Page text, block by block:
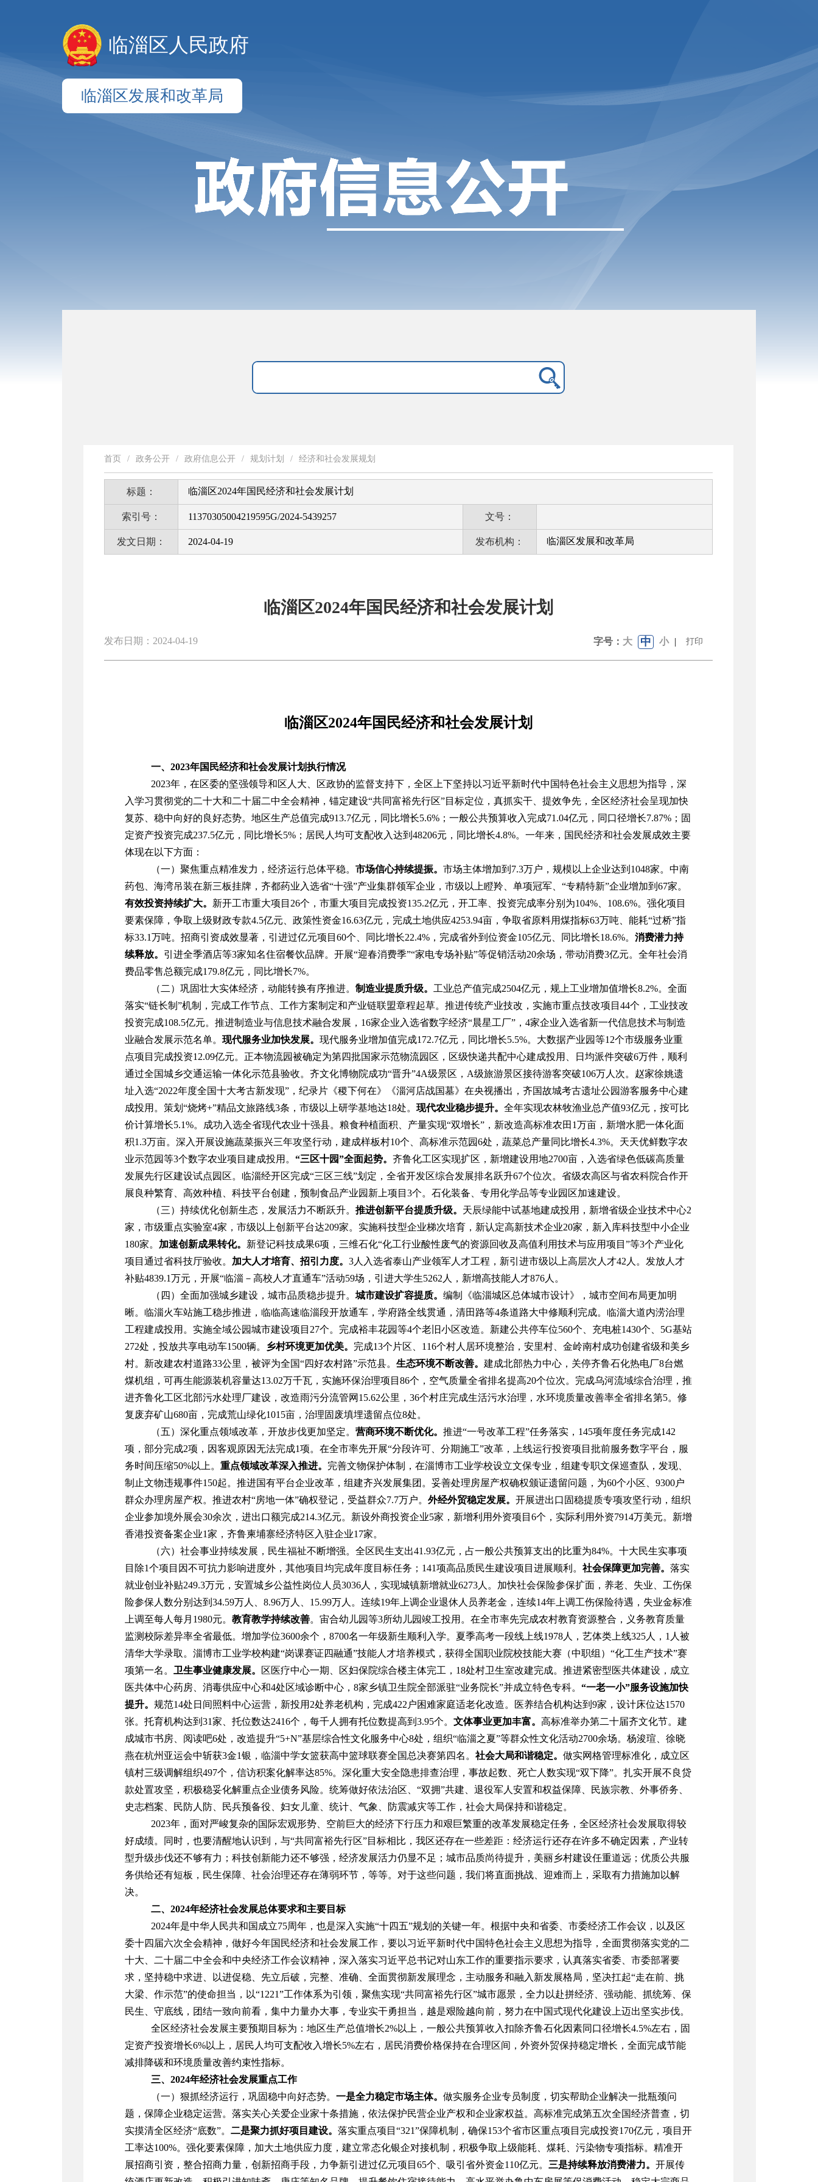
临淄区人民政府
临淄区发展和改革局
首页 / 政务公开 / 政府信息公开 / 规划计划 / 经济和社会发展规划
标题： 临淄区2024年国民经济和社会发展计划
索引号： 11370305004219595G/2024-5439257 文号：
发文日期： 2024-04-19 发布机构： 临淄区发展和改革局
临淄区2024年国民经济和社会发展计划
发布日期：2024-04-19 字号： 大 中 小 | 打印
临淄区2024年国民经济和社会发展计划
一、2023年国民经济和社会发展计划执行情况
2023年， 在区委的坚强领导和区人大 区政协的监督支持下， 全区上下坚持以习近平新时代中国特色社会主义思想为指导 ，深
入学习贯彻党的二十大和二十届二中全会精神，锚定建设“共同富裕先行区”目标定位， 真抓实干、提效争先， 全区经济社会呈现加快
复苏、稳中向好的良好态势。地区生产总值完成913.7亿元，同比增长5.6% ；一般公共预算收入 完成71.04亿元，同 口径增长7.87% ；固
定资产投资完成237.5亿元，同比增长5% ；居民人均可支配收入达到 48206元，同比增长4.8%。一年来，国民经济和社会发展成效主要
体现在以下方面：
（一）聚焦重点精准发力，经济运行总体平稳。 市场信心持续提振。 市场主体增加到 7.3万户， 规模以上企业达到 1048家。 中南
药包、海湾吊装在新三板挂牌， 齐都药业入选省“十强”产业集群领军企业， 市级以上瞪羚、单项冠军、 “专精特新”企业增加到 67家。
有效投资持续扩大。 新开工市重大项目 26个， 市重大项目 完成投资135.2亿元， 开工率 投资完成率分别为104% 108.6%。 强化项目
要素保障，争取上级财政专款4.5亿元、政策性资金16.63亿元 ， 完成土地供应4253.94亩， 争取省原料用煤指标63万吨 能耗“过桥”指
标33.1万吨。招商引资成效显著，引进过亿元项目 60个、同比增长22.4% ，完成省外到位资金105亿元、同比增长18.6%。 消费潜力持
续释放。 引进全季酒店等3家知名住宿餐饮品牌。 开展“迎春消费季”“家电专场补贴”等促销活动20余场 ，带动消费3亿元。全年社会消
费品零售总额完成179.8亿元 ，同比增长7%。
（二）巩固壮大实体经济，动能转换有序推进。 制造业提质升级。 工业总产值完成2504亿元 ，规上工业增加值增长8.2%。 全面
落实“链长制 ”机制， 完成工作节点 工作方案制定和产业链联盟章程起草。推进传统产业技改， 实施市重点技改项目 44个 ，工业技改
投资完成108.5亿元。推进制造业与信息技术融合发展， 16家企业入选省数字经济“晨星工厂”， 4家企业入选省新一代信息技术与制造
业融合发展示范名单。 现代服务业加快发展。 现代服务业增加值完成172.7亿元，同比增长5.5%。 大数据产业园等12个市级服务业重
点项目完成投资12.09亿元。 正本物流园被确定为第四批国家示范物流园区， 区级快递共配中心建成投用 日均派件突破6万件 ， 顺利
通过全国城乡交通运输一体化示范县验收。 齐文化博物院成功“晋升”4A级景区， A级旅游景区接待游客突破106万人次。 赵家徐姚遗
址入选“2022年度全国十大考古新发现” ，纪录片《稷下何在》 《淄河店战国墓》 在央视播出 ，齐国故城考古遗址公园游客服务中心建
成投用。 策划 “烧烤+”精品文旅路线3条，市级 以上研学基地达18处。 现代农业稳步提升。 全年实现农林牧渔业总产值93亿元，按可比
价计算增长5.1%。 成功入选全省现代农业十强县。 粮食种植面积、产量实现“双增长”，新改造高标准农田 1万亩，新增水肥一体化面
积1.3万亩。深入开展设施蔬菜振兴三年攻坚行动，建成样板村10个、高标准示范园6处，蔬菜总产量同比增长4.3%。天天优鲜数字农
业示范园等3个数字农业项目建成投用。 “三区十园”全面起势。 齐鲁化工区实现扩区，新增建设用地2700亩 ， 入选省绿色低碳高质量
发展先行区建设试点园区。 临淄经开区完成“三区三线”划定，全省开发区综合发展排名跃升67个位次。 省级农高区与省农科院合作开
展良种繁育、高效种植、科技平台创建，预制食品产业园新上项目 3个。 石化装备、专用化学品等专业园区加速建设。
（三）持续优化创新生态， 发展活力不断跃升。 推进创新平台提质升级。 天辰绿能中试基地建成投用， 新增省级企业技术中心2
家， 市级重点实验室4家，市级以上创新平台达209家。实施科技型企业梯次培育，新认定高新技术企业20家，新入库科技型中小企业
180家。 加速创新成果转化。 新登记科技成果6项，三维石化“化工行业酸性废气的资源回收及高值利用技术与应用项目 ”等3个产业化
项目通过省科技厅验收。 加大人才培育、招引力度。 3人入选省泰山产业领军人才工程，新引进市级以上高层次人才42 人。发放人才
补贴4839.1万元，开展“临淄－高校人才直通车”活动59场，引进大学生5262 人，新增高技能人才876人。
（四）全面加强城乡建设，城市品质稳步提升。 城市建设扩容提质。 编制
《临淄城区总体城市设计》，城市空间布局更加明
晰。 临淄火车站施工稳步推进 ， 临临高速临淄段开放通车 ， 学府路全线贯通， 清田路等4条道路大中修顺利完成。临淄大道内涝治理
工程建成投用。 实施全域公园城市建设项目 27个。 完成裕丰花园等4个老旧小区改造。新建公共停车位560个、充电桩1430个、 5G基站
272处，投放共享电动车1500辆。 乡村环境更加优美。 完成13个片区、 116个村人居环境整治，安里村、金岭南村成功创建省级和美乡
村。新改建农村道路33公里，被评为全国“四好农村路”示范县。 生态环境不断改善。 建成北部热力中心，关停齐鲁石化热电厂8台燃
煤机组，可再生能源装机容量达13.02万千瓦，实施环保治理项目 86个，空气质量全省排名提高20个位次。完成乌河流域综合治理，推
进齐鲁化工区北部污水处理厂建设， 改造雨污分流管网 15.62公里， 36个村庄完成生活污水治理，水环境质量改善率全省排名第5。修
复废弃矿山680亩，完成荒山绿化1015亩， 治理固废填埋遗留点位8处。
（五）深化重点领域改革，开放步伐更加坚定。 营商环境不断优化。 推进“一号改革工程”任务落实， 145项年度任务完成142
项，部分完成2项，因客观原因无法完成1项。 在全市率先开展“分段许可、分期施工”改革，上线运行投资项目批前服务数字平台，服
务时间压缩50%以上。 重点领域改革深入推进。 完善文物保护体制，在淄博市工业学校设立文保专业， 组建专职文保巡查队，发现、
制止文物违规事件150起。 推进国有平台企业改革，组建齐兴发展集团。妥善处理房屋产权确权颁证遗留问题 ，为60个小区、 9300户
群众办理房屋产权。推进农村“房地一体”确权登记，受益群众7.7万户。 外经外贸稳定发展。 开展进出口固稳提质专项攻坚行动， 组织
企业参加境外展会30余次，进出口额完成214.3亿元。 新设外商投资企业5家， 新增利用外资项目 6个 ， 实际利用外资7914万美元。 新增
香港投资备案企业1家 ， 齐鲁柬埔寨经济特区入驻企业17家。
（六）社会事业持续发展，民生福祉不断增强。 全区民生支出41.93亿元，占一般公共预算支出的比重为84%。 十大民生实事项
目除1个项目因不可抗力影响进度外，其他项目均完成年度目标任务； 141项高品质民生建设项目进展顺利。 社会保障更加完善。 落实
就业创业补贴249.3万元 ， 安置城乡公益性岗位人员3036人，实现城镇新增就业6273人。 加快社会保险参保扩面，养老、失业、工伤保
险参保人数分别达到 34.59万人、 8.96万人、 15.99万人。连续19年上调企业退休人员养老金，连续14年上调工伤保险待遇，失业金标准
上调至每人每月 1980元。 教育教学持续改善。宙合幼儿园等3所幼儿园竣工投用 。在全市率先完成农村教育资源整合，义务教育质量
监测校际差异率全省最低。增加学位3600余个， 8700名一年级新生顺利入学。夏季高考一段线上线1978人，艺体类上线325人， 1 人被
清华大学录取。 淄博市工业学校构建“岗课赛证四融通”技能人才培养模式，获得全国职业院校技能大赛（中职组 ） “化工生产技术”赛
项第一名。 卫生事业健康发展。 区医疗中心一期 、区妇保院综合楼主体完工， 18处村卫生室改建完成。推进紧密型医共体建设，成立
医共体中心药房、消毒供应中心和4处区域诊断中心， 8家乡镇卫生院全部派驻“业务院长”并成立特色专科。 “一老一小”服务设施加快
提升。 规范14处日间照料中心运营，新投用 2处养老机构，完成422 户困难家庭适老化改造。 医养结合机构达到 9家 ， 设计床位达1570
张。 托育机构达到 31家、托位数达2416个，每千人拥有托位数提高到 3.95个。 文体事业更加丰富。 高标准举办第二十届齐文化节。建
成城市书房、阅读吧6处，改造提升“5+N”基层综合性文化服务中心8处，组织“临淄之夏”等群众性文化活动2700余场。杨浚瑄、徐晓
燕在杭州亚运会中斩获3金1银，临淄中学女篮获高中篮球联赛全国总决赛第四名 。 社会大局和谐稳定。 做实网格管理标准化， 成立区
镇村三级调解组织497个 ， 信访积案化解率达85%。深化重大安全隐患排查治理， 事故起数、死亡人数实现“双下降”。 扎实开展不良贷
款处置攻坚，积极稳妥化解重点企业债务风险。统筹做好依法治区、 “双拥”共建、退役军人安置和权益保障、民族宗教、外事侨务、
史志档案、民防人防、民兵预备役、妇女儿童、统计、气象、防震减灾等工作，社会大局保持和谐稳定。
2023年，面对严峻复杂的国际宏观形势、空前巨大的经济下行压力和艰巨繁重的改革发展稳定任务，全区经济社会发展取得较
好成绩。同时，也要清醒地认识到，与“共同富裕先行区”目标相比，我区还存在一些差距：经济运行还存在许多不确定因素，产业转
型升级步伐还不够有力；科技创新能力还不够强，经济发展活力仍显不足；城市品质尚待提升，美丽乡村建设任重道远 ； 优质公共服
务供给还有短板， 民生保障 社会治理还存在薄弱环节 ， 等等。对于这些问题，我们将直面挑战、迎难而上，采取有力措施加以解
决。
二、2024年经济社会发展总体要求和主要目标
2024年是中华人民共和国成立75周年， 也是深入实施“十四五”规划的关键一年。 根据中央和省委、市委经济工作会议，以及区
委十四届六次全会精神，做好今年国民经济和社会发展工作，要以习近平新时代中国特色社会主义思想为指导，全面贯彻落实党的二
十大、二十届二中全会和中央经济工作会议精神，深入落实习近平总书记对山东工作的重要指示要求，认真落实省委、市委部署要
求，坚持稳中求进、以进促稳、先立后破，完整、准确、全面贯彻新发展理念，主动服务和融入新发展格局，坚决扛起“走在前、挑
大梁、作示范”的使命担当，以“1221”工作体系为引领，聚焦实现“共同富裕先行区”城市愿景，全力以赴拼经济、强动能、抓统筹、保
民生、守底线，团结一致向前看，集中力量办大事，专业实干勇担当，越是艰险越向前，努力在中国式现代化建设上迈出坚实步伐。
全区经济社会发展主要预期目标为 ： 地区生产总值增长2%以上 ， 一般公共预算收入扣除齐鲁石化因素同口径增长4.5%左右， 固
定资产投资增长6%以上 ， 居民人均可支配收入增长5%左右 ，居民消费价格保持在合理区间， 外资外贸保持稳定增长， 全面完成节能
减排降碳和环境质量改善约束性指标。
三、2024年经济社会发展重点工作
（一）狠抓经济运行，巩固稳中向好态势。 一是全力稳定市场主体。 做实服务企业专员制度， 切实帮助企业解决一批瓶颈问
题，保障企业稳定运营。 落实关心关爱企业家十条措施，依法保护民营企业产权和企业家权益。高标准完成第五次全国经济普查，切
实摸清全区经济“底数”。 二是聚力抓好项目建设。 落实重点项目 “321”保障机制，确保153个省市区重点项目完成投资170亿元，项目开
工率达100%。强化要素保障，加大土地供应力度， 建立常态化银企对接机制， 积极争取上级能耗、煤耗 、污染物专项指标。精准开
展招商引资，整合招商力量，创新招商手段，力争新引进过亿元项目 65个、吸引省外资金1 10亿元。 三是持续释放消费潜力。 开展传